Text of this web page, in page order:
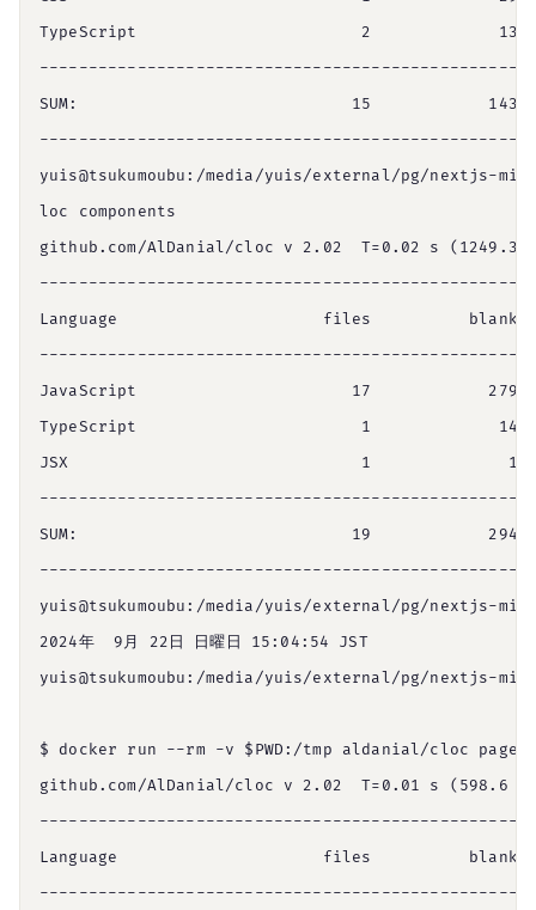
TypeScript                       2
SUM:                            15            143
yuis@tsukumoubu:/media/yuis/external/pg/nextjs-
loc components
github.com/AlDanial/cloc v 2.02  T=0.02 s
Language                     files          blank
JavaScript                      17            279
TypeScript                       1
JSX                              1              1
SUM:                            19            294
yuis@tsukumoubu:/media/yuis/external/pg/nextjs-
2024年  9月 22日 日曜日 15:04:54 JST
yuis@tsukumoubu:/media/yuis/external/pg/nextjs-
$ docker run --rm -v $PWD:/tmp aldanial/cloc pages
github.com/AlDanial/cloc v 2.02  T=0.01 s (598.6
Language                     files          blank